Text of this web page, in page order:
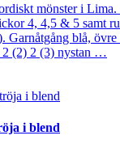
mönster i
4, 4,5 & 5 samt
Garnåtgång blå,
2 (2) 2 (3) nystan …
i blend